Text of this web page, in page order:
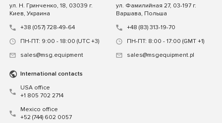
ул. Н. Гринченко, 18, 03039 г.
Киев, Украина
+38 (057) 728-49-64
ПН-ПТ: 9:00 - 18:00 (UTC +3)
sales@msg.equipment
ул. Фамилийная 27, 03-197 г.
Варшава, Польша
+48 (83) 313-19-70
ПН-ПТ: 8:00 - 17:00 (GMT +1)
sales@msgequipment.pl
International contacts
USA office
+1 805 702 2714
Mexico office
+52 (744) 602 0057